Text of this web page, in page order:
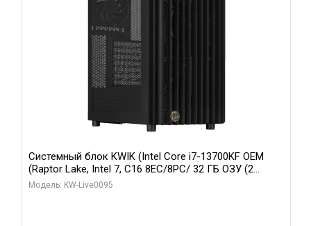
Системный блок KWIK (Intel Core i7-13700KF OEM
(Raptor Lake, Intel 7, C16 8EC/8PC/ 32 ГБ ОЗУ (2
модуля)/ Afox RTX4090 24GB GDDR6X 384-Bit 3xDP
Модель: KW-Live0095